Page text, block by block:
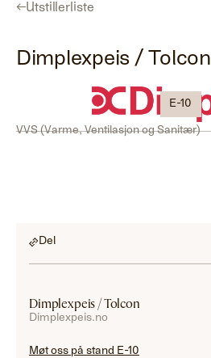
←Utstillerliste
Dimplexpeis / Tolcon
E-10
VVS (Varme, Ventilasjon og Sanitær)
Del
Dimplexpeis / Tolcon
Dimplexpeis.no
Møt oss på stand E-10